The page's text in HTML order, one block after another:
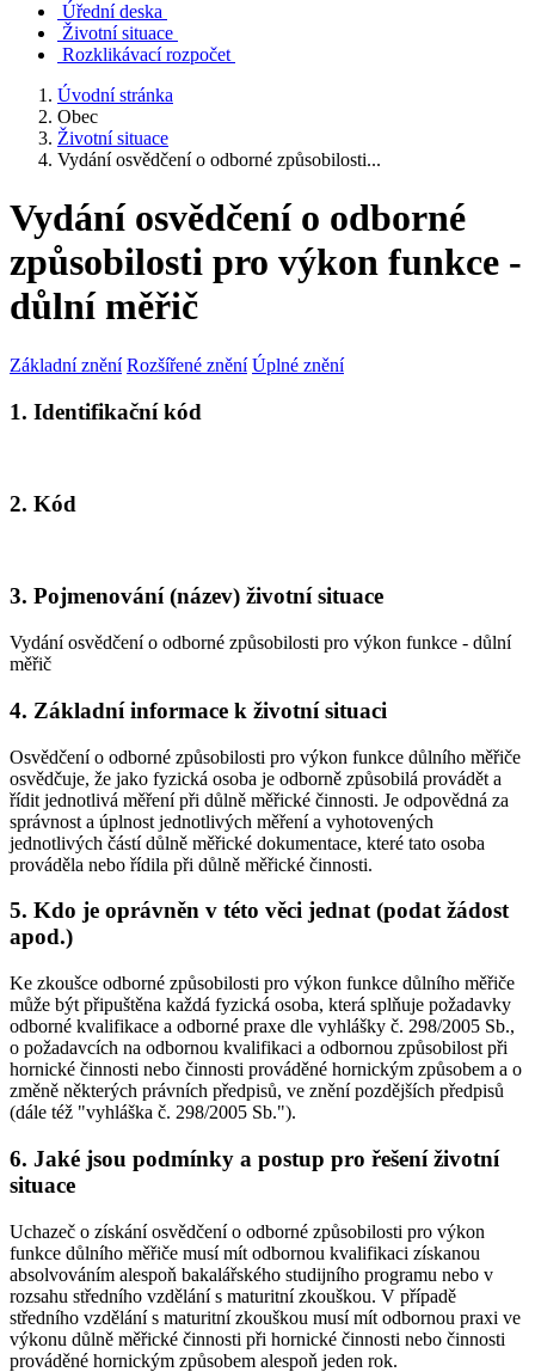
Úřední deska
Životní situace
Rozklikávací rozpočet
Úvodní stránka
Obec
Životní situace
Vydání osvědčení o odborné způsobilosti...
Vydání osvědčení o odborné
způsobilosti pro výkon funkce -
důlní měřič
Základní znění Rozšířené znění Úplné znění
1. Identifikační kód
2. Kód
3. Pojmenování (název) životní situace
Vydání osvědčení o odborné způsobilosti pro výkon funkce - důlní
měřič
4. Základní informace k životní situaci
Osvědčení o odborné způsobilosti pro výkon funkce důlního měřiče
osvědčuje, že jako fyzická osoba je odborně způsobilá provádět a
řídit jednotlivá měření při důlně měřické činnosti. Je odpovědná za
správnost a úplnost jednotlivých měření a vyhotovených
jednotlivých částí důlně měřické dokumentace, které tato osoba
prováděla nebo řídila při důlně měřické činnosti.
5. Kdo je oprávněn v této věci jednat (podat žádost
apod.)
Ke zkoušce odborné způsobilosti pro výkon funkce důlního měřiče
může být připuštěna každá fyzická osoba, která splňuje požadavky
odborné kvalifikace a odborné praxe dle vyhlášky č. 298/2005 Sb.,
o požadavcích na odbornou kvalifikaci a odbornou způsobilost při
hornické činnosti nebo činnosti prováděné hornickým způsobem a o
změně některých právních předpisů, ve znění pozdějších předpisů
(dále též "vyhláška č. 298/2005 Sb.").
6. Jaké jsou podmínky a postup pro řešení životní
situace
Uchazeč o získání osvědčení o odborné způsobilosti pro výkon
funkce důlního měřiče musí mít odbornou kvalifikaci získanou
absolvováním alespoň bakalářského studijního programu nebo v
rozsahu středního vzdělání s maturitní zkouškou. V případě
středního vzdělání s maturitní zkouškou musí mít odbornou praxi ve
výkonu důlně měřické činnosti při hornické činnosti nebo činnosti
prováděné hornickým způsobem alespoň jeden rok.